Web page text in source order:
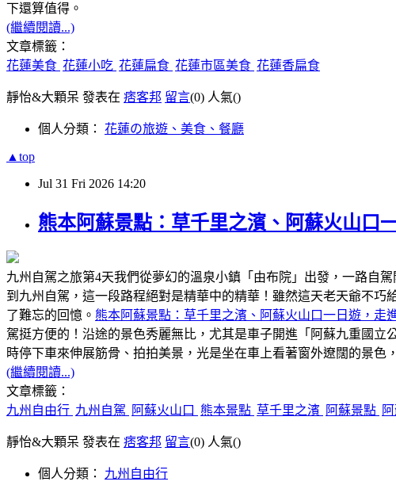
下還算值得。
(繼續閱讀...)
文章標籤：
花蓮美食 花蓮小吃 花蓮扁食 花蓮市區美食 花蓮香扁食
靜怡&大顆呆 發表在 痞客邦 留言(0) 人氣()
個人分類： 花蓮の旅遊、美食、餐廳
▲top
Jul 31 Fri 2026 14:20
熊本阿蘇景點：草千里之濱、阿蘇火山口
九州自駕之旅第4天我們從夢幻的溫泉小鎮「由布院」出發，一路自
到九州自駕，這一段路程絕對是精華中的精華！雖然這天老天爺不
了難忘的回憶。 熊本阿蘇景點：草千里之濱、阿蘇火山口一日遊，走
駕挺方便的！沿途的景色秀麗無比，尤其是車子開進「阿蘇九重國
時停下車來伸展筋骨、拍拍美景，光是坐在車上看著窗外遼闊的景色
(繼續閱讀...)
文章標籤：
九州自由行 九州自駕 阿蘇火山口 熊本景點 草千里之濱 阿蘇景點
靜怡&大顆呆 發表在 痞客邦 留言(0) 人氣()
個人分類： 九州自由行